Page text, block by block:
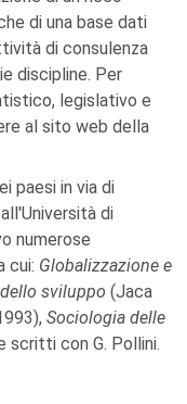
di una base dati
di consulenza
discipline. Per
legislativo e
al sito web della
paesi in via di
di
numerose
cui: Globalizzazione e
sviluppo (Jaca
Sociologia delle
scritti con G. Pollini.